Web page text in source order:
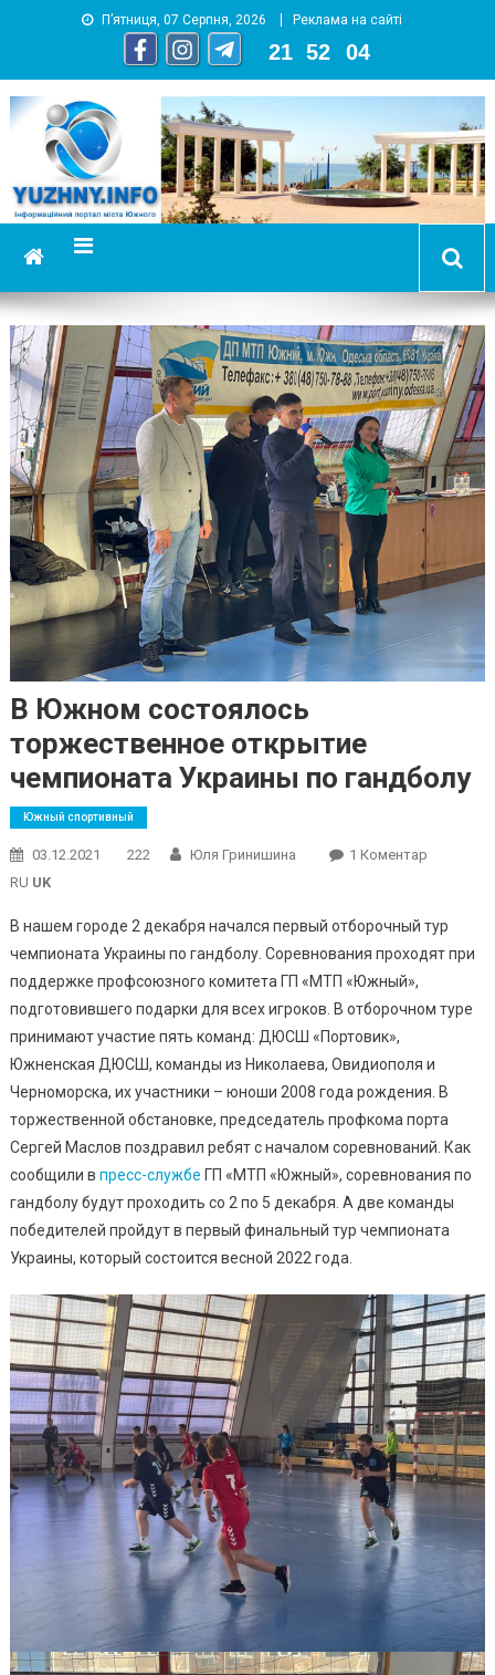
П’ятниця, 07 Серпня, 2026 Реклама на сайті
21 52 06
YUZHNY.INFO
информационный портал города Южный
В Южном состоялось
торжественное открытие
чемпионата Украины по гандболу
Южный спортивный
03.12.2021 222 Юля Гринишина 1 КоментарДо
По
Гандболу
RU UK
В нашем городе 2 декабря начался первый отборочный тур
чемпионата Украины по гандболу. Соревнования проходят при
поддержке профсоюзного комитета ГП «МТП «Южный»,
подготовившего подарки для всех игроков. В отборочном туре
принимают участие пять команд: ДЮСШ «Портовик»,
Южненская ДЮСШ, команды из Николаева, Овидиополя и
Черноморска, их участники – юноши 2008 года рождения. В
торжественной обстановке, председатель профкома порта
Сергей Маслов поздравил ребят с началом соревнований. Как
сообщили в пресс-службе ГП «МТП «Южный», соревнования по
гандболу будут проходить со 2 по 5 декабря. А две команды
победителей пройдут в первый финальный тур чемпионата
Украины, который состоится весной 2022 года.